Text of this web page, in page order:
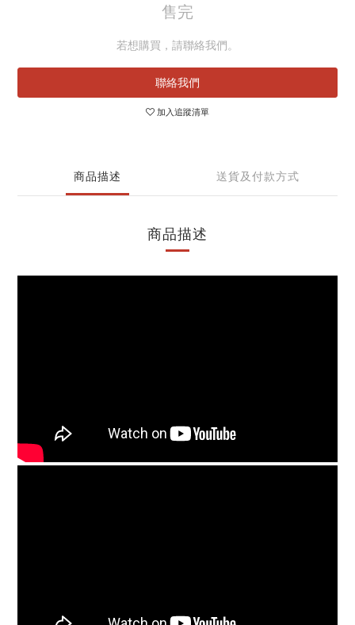
售完
若想購買，請聯絡我們。
聯絡我們
加入追蹤清單
商品描述 送貨及付款方式
商品描述